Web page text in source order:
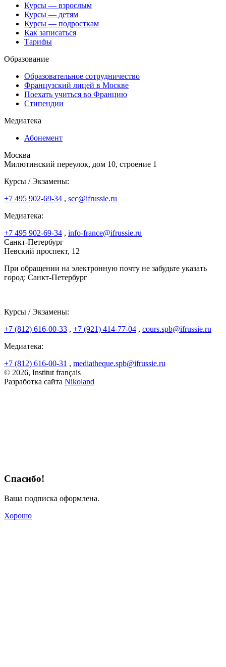
Курсы — взрослым
Курсы — детям
Курсы — подросткам
Как записаться
Тарифы
Образование
Образовательное сотрудничество
Французский лицей в Москве
Поехать учиться во Францию
Стипендии
Медиатека
Абонемент
Москва
Милютинский переулок, дом 10, строение 1
Курсы / Экзамены:
+7 495 902-69-34 , scc@ifrussie.ru
Медиатека:
+7 495 902-69-34 , info-france@ifrussie.ru
Санкт-Петербург
Невский проспект, 12
При обращении на электронную почту не забудьте указать
город: Санкт-Петербург
Курсы / Экзамены:
+7 (812) 616-00-33 , +7 (921) 414-77-04 , cours.spb@ifrussie.ru
Медиатека:
+7 (812) 616-00-31 , mediatheque.spb@ifrussie.ru
© 2026, Institut français
Разработка сайта Nikoland
Спасибо!
Ваша подписка оформлена.
Хорошо